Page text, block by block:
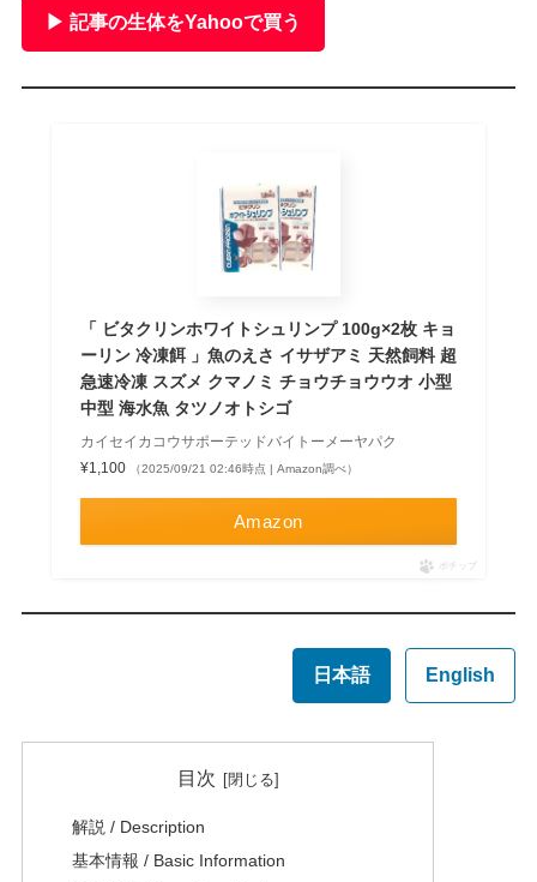
▶ 記事の生体をYahooで買う
「 ビタクリンホワイトシュリンプ 100g×2枚 キョ
ーリン 冷凍餌 」魚のえさ イサザアミ 天然飼料 超
急速冷凍 スズメ クマノミ チョウチョウウオ 小型
中型 海水魚 タツノオトシゴ
カイセイカコウサポーテッドバイトーメーヤパク
¥1,100
（2025/09/21 02:46時点 | Amazon調べ）
Amazon
ポチップ
日本語 English
目次
解説 / Description
基本情報 / Basic Information